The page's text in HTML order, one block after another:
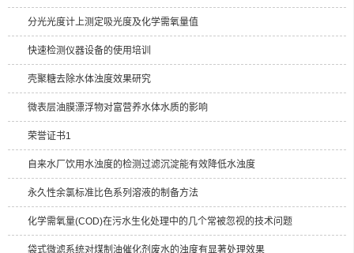
分光光度计上测定吸光度及化学需氧量值
快速检测仪器设备的使用培训
壳聚糖去除水体浊度效果研究
微表层油膜漂浮物对富营养水体水质的影响
荣誉证书1
自来水厂饮用水浊度的检测过滤沉淀能有效降低水浊度
永久性余氯标准比色系列溶液的制备方法
化学需氧量(COD)在污水生化处理中的几个常被忽视的技术问题
袋式微滤系统对煤制油催化剂废水的浊度有显著处理效果